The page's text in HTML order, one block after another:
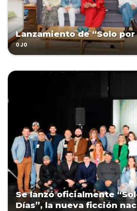
Lanzamiento de “Solo por
OJO
Se lanzó oficialmente
Días”, la nueva ficción